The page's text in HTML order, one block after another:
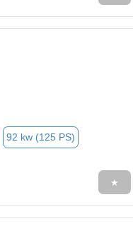
92 kw (125 PS)
★